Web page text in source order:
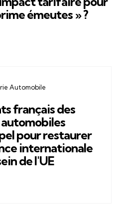
émeutes » ?
Automobile
français des
pour restaurer
internationale
de l'UE